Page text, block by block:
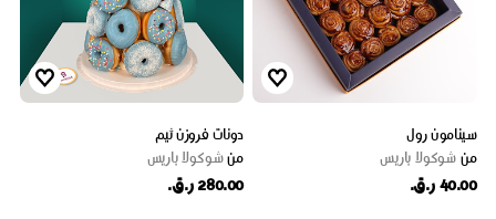
سينامون رول
من شوكولا باريس
40.00 ر.ق.
دونات فروزن ثيم
منشوكولا باريس
280.00 ر.ق.